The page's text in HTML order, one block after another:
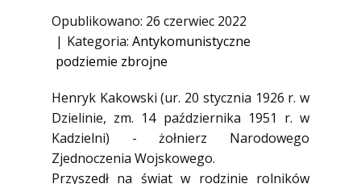
Ofiary zbrodni katyńskiej
Antykomunistyczne podziemie
Opozycja demokratyczna w PRL
Artyści
Badacze
Opublikowano: 26 czerwiec 2022
Kategoria: Antykomunistyczne
podziemie zbrojne
Henryk Kakowski (ur. 20 stycznia 1926 r. w
Dzielinie, zm. 14 października 1951 r. w
Kadzielni) - żołnierz Narodowego
Zjednoczenia Wojskowego.
Przyszedł na świat w rodzinie rolników